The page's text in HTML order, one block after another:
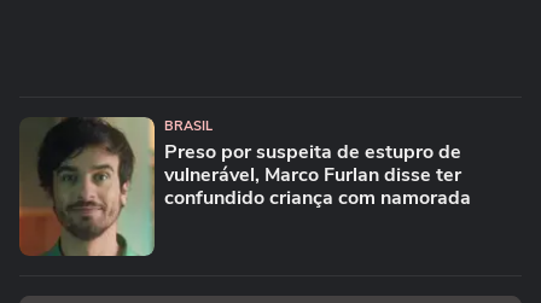
BRASIL
Preso por suspeita de estupro de
vulnerável, Marco Furlan disse ter
confundido criança com namorada